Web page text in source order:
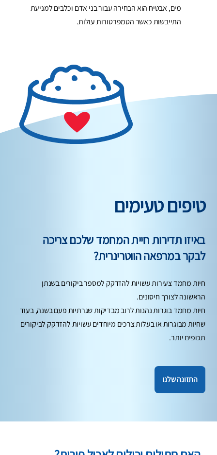
מים, אבטיח הוא הבחירה עבור בני אדם וכלבים למניעת
התייבשות כאשר הטמפרטורות עולות.
טיפים טעימים
באיזו תדירות חיית המחמד שלכם צריכה
לבקר במרפאה הווטרינרית?
חיות מחמד צעירות עשויות להזדקק למספר ביקורים בשנתן
הראשונה לצורך חיסונים.
חיות מחמד בוגרות נהנות לרוב מבדיקות שגרתיות פעם בשנה, בעוד
שחיות מבוגרות או בעלות צרכים מיוחדים עשויות להזדקק לביקורים
תכופים יותר.
התזונה שלנו